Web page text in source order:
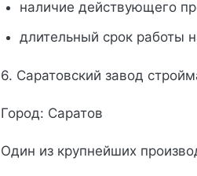
наличие действующего
длительный срок работы
6. Саратовский завод
Город: Саратов
Один из крупнейших